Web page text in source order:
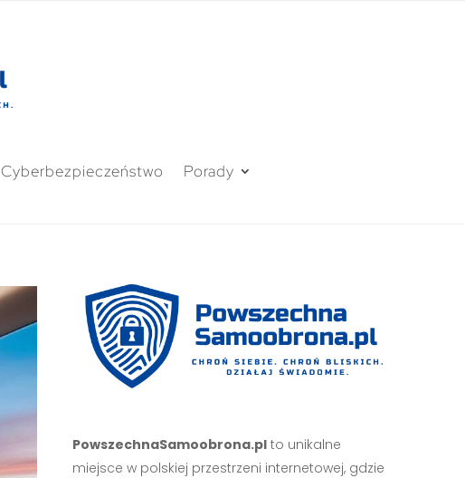
Cyberbezpieczeństwo Porady
PowszechnaSamoobrona.plto unikalne
miejsce w polskiej przestrzeni internetowej, gdzie